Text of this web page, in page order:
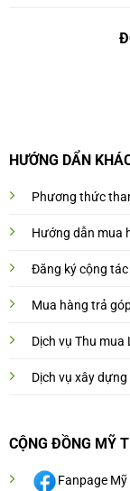
HƯỚNG DẨN
Phương thức
Hướng dẫn mua
Đăng ký cộng tác
Mua hàng trả
Dịch vụ Thu mua
Dịch vụ xây dựng
CỘNG ĐỒNG MỸ
Fanpage